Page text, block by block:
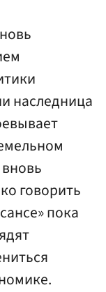
наследница
говорить
пока